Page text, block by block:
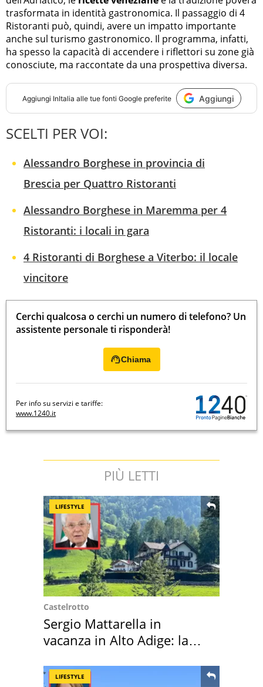
trasformata in identità gastronomica. Il passaggio di 4
Ristoranti può, quindi, avere un impatto importante
anche sul turismo gastronomico. Il programma, infatti,
ha spesso la capacità di accendere i riflettori su zone già
conosciute, ma raccontate da una prospettiva diversa.
Aggiungi InItalia alle tue fonti Google preferite Aggiungi
SCELTI PER VOI:
Alessandro Borghese in provincia di
Brescia per Quattro Ristoranti
Alessandro Borghese in Maremma per 4
Ristoranti: i locali in gara
4 Ristoranti di Borghese a Viterbo: il locale
vincitore
Cerchi qualcosa o cerchi un numero di telefono? Un
assistente personale ti risponderà!
Chiama
Per info su servizi e tariffe:
www.1240.it
PIÙ LETTI
LIFESTYLE
Castelrotto
Sergio Mattarella in
vacanza in Alto Adige: la
LIFESTYLE